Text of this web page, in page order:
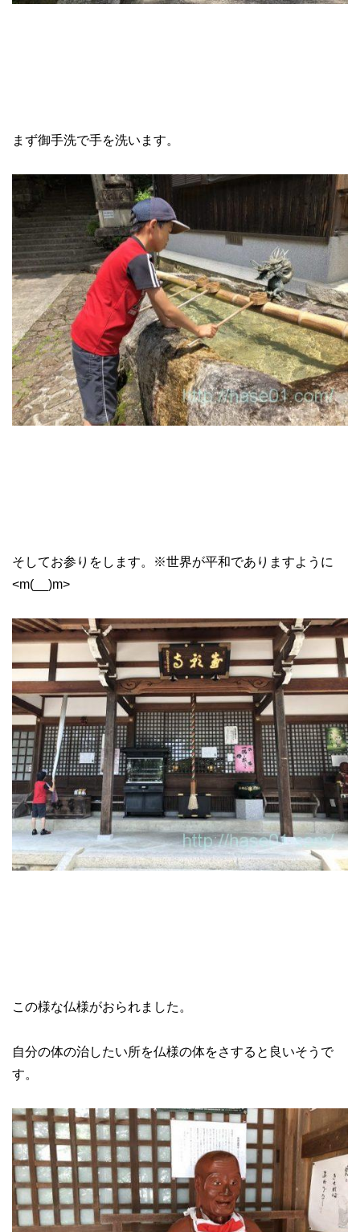
まず御手洗で手を洗います。
そしてお参りをします。※世界が平和でありますように
<m(__)m>
この様な仏様がおられました。
自分の体の治したい所を仏様の体をさすると良いそうで
す。